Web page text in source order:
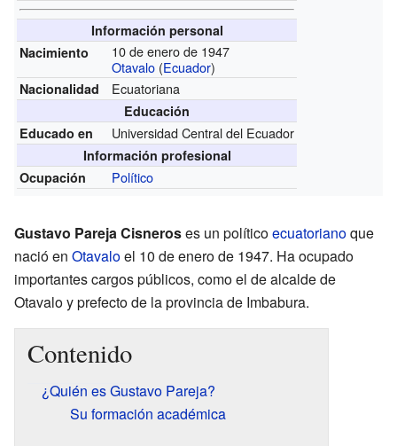
Información personal
Nacimiento
10 de enero de 1947
Otavalo (Ecuador)
Nacionalidad Ecuatoriana
Educación
Educado en
Universidad Central del Ecuador
Información profesional
Ocupación
Político
Gustavo Pareja Cisneroses un políticoecuatorianoque
nació en Otavaloel 10 de enero de 1947. Ha ocupado
importantes cargos públicos, como el de alcalde de
Otavalo y prefecto de la provincia de Imbabura.
Contenido
¿Quién es Gustavo Pareja?
Su formación académica